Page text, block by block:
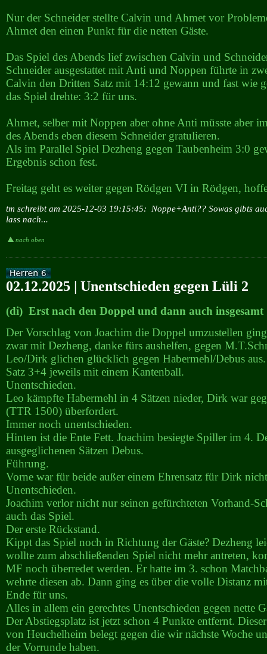
Nur der Schneider stellte Calvin und Ahmet vor
Ahmet den einen Punkt für die netten Gäste.
Das Spiel des Abends lief zwischen Calvin und
Schneider ausgestattet mit Anti und Noppen führte in
Calvin den Dritten Satz mit 14:12 gewann und fast wie
das Spiel drehte: 3:2 für uns.
Ahmet, selber mit Noppen aber ohne Anti müsste aber
des Abends eben diesem Schneider gratulieren.
Als im Parallel Spiel Dezheng gegen Taubenheim 3:0
Ergebnis schon fest.
Freitag geht es weiter gegen Rödgen VI in Rödgen,
tm schreibt am 2025-12-03 19:15:45: Noppe+Anti?? Sowas gibts
lass nach...
nach oben
02.12.2025 | Unentschieden gegen Lüli 2
(di) Erst nach den Doppel und dann auch insgesamt
Der Vorschlag von Joachim die Doppel umzustellen
zwar mit Dezheng, danke fürs aushelfen, gegen
Leo/Dirk glichen glücklich gegen Habermehl/Debus
Satz 3+4 jeweils mit einem Kantenball.
Unentschieden.
Leo kämpfte Habermehl in 4 Sätzen nieder, Dirk war
(TTR 1500) überfordert.
Immer noch unentschieden.
Hinten ist die Ente Fett. Joachim besiegte Spiller im 4.
ausgeglichenen Sätzen Debus.
Führung.
Vorne war für beide außer einem Ehrensatz für Dirk
Unentschieden.
Joachim verlor nicht nur seinen gefürchteten Vorhand-
auch das Spiel.
Der erste Rückstand.
Kippt das Spiel noch in Richtung der Gäste? Dezheng
wollte zum abschließenden Spiel nicht mehr antreten,
MF noch überredet werden. Er hatte im 3. schon
wehrte diesen ab. Dann ging es über die volle Distanz
Ende für uns.
Alles in allem ein gerechtes Unentschieden gegen nette
Der Abstiegsplatz ist jetzt schon 4 Punkte entfernt.
von Heuchelheim belegt gegen die wir nächste Woche
der Vorrunde haben.